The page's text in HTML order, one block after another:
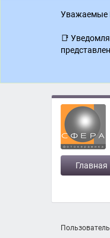
Уважаемые
📑
Главная